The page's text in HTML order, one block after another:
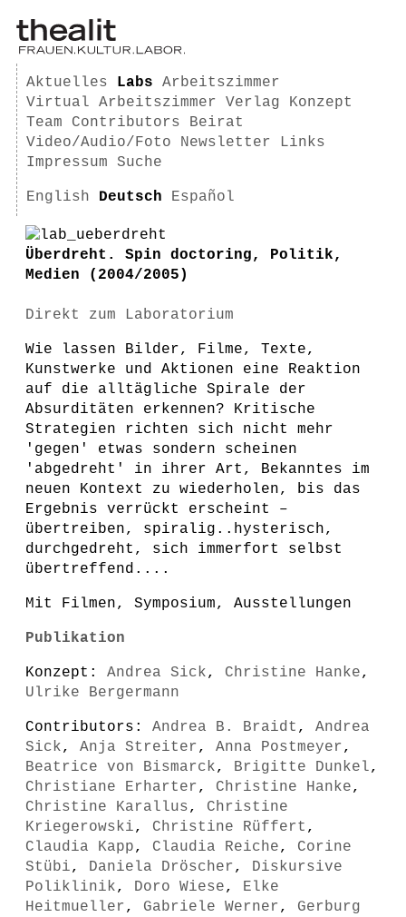
Aktuelles Labs
Arbeitszimmer
Virtual Arbeitszimmer
Verlag
Konzept
Team
Contributors
Beirat
Video/Audio/Foto
Newsletter
Links
Impressum
Suche
English Deutsch Español
Überdreht. Spin doctoring, Politik,
Medien (2004/2005)
Direkt zum Laboratorium
Wie lassen Bilder, Filme, Texte,
Kunstwerke und Aktionen eine Reaktion
auf die alltägliche Spirale der
Absurditäten erkennen? Kritische
Strategien richten sich nicht mehr
'gegen' etwas sondern scheinen
'abgedreht' in ihrer Art, Bekanntes im
neuen Kontext zu wiederholen, bis das
Ergebnis verrückt erscheint –
übertreiben, spiralig..hysterisch,
durchgedreht, sich immerfort selbst
übertreffend....
Mit Filmen, Symposium, Ausstellungen
Publikation
Konzept: Andrea Sick, Christine Hanke,
Ulrike Bergermann
Contributors: Andrea B. Braidt , Andrea
Sick, Anja Streiter, Anna Postmeyer,
Beatrice von Bismarck, Brigitte Dunkel,
Christiane Erharter, Christine Hanke,
Christine Karallus, Christine
Kriegerowski, Christine Rüffert ,
Claudia Kapp, Claudia Reiche, Corine
Stübi, Daniela Dröscher, Diskursive
Poliklinik, Doro Wiese, Elke
Heitmueller, Gabriele Werner, Gerburg